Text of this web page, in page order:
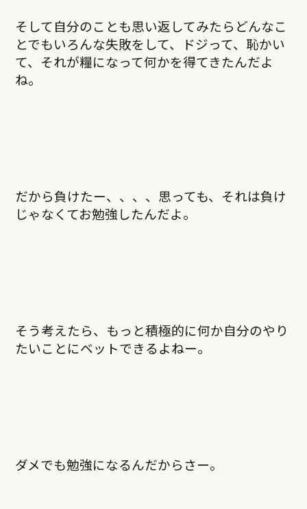
そして自分のことも思い返してみたらどんなこ
とでもいろんな失敗をして、ドジって、恥かい
て、それが糧になって何かを得てきたんだよ
ね。
だから負けたー、、、、思っても、それは負け
じゃなくてお勉強したんだよ。
そう考えたら、もっと積極的に何か自分のやり
たいことにベットできるよねー。
ダメでも勉強になるんだからさー。